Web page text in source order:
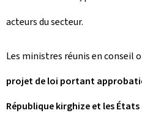
acteurs du secteur.
Les ministres réunis en conseil
projet de loi portant
République kirghize et les